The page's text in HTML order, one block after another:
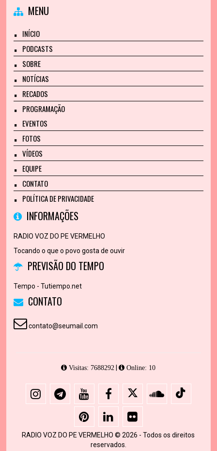
MENU
INÍCIO
PODCASTS
SOBRE
NOTÍCIAS
RECADOS
PROGRAMAÇÃO
EVENTOS
FOTOS
VÍDEOS
EQUIPE
CONTATO
POLÍTICA DE PRIVACIDADE
INFORMAÇÕES
RADIO VOZ DO PE VERMELHO
Tocando o que o povo gosta de ouvir
PREVISÃO DO TEMPO
Tempo - Tutiempo.net
CONTATO
contato@seumail.com
Visitas: 7688292 | Online: 10
RADIO VOZ DO PE VERMELHO © 2026 - Todos os direitos
reservados.